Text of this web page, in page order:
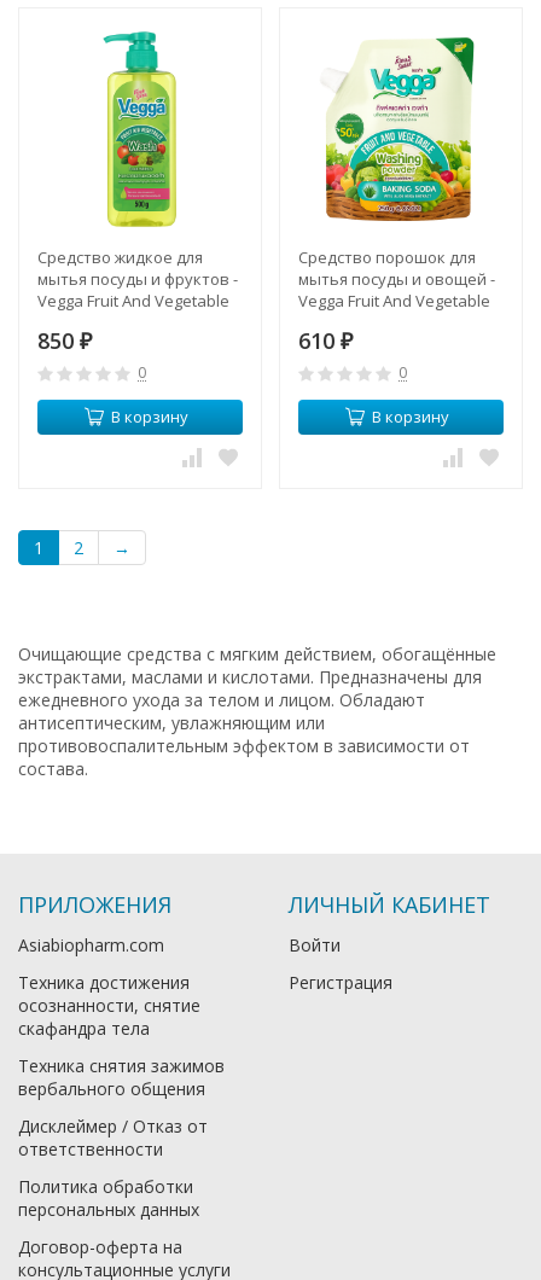
Средство жидкое для
мытья посуды и фруктов -
Vegga Fruit And Vegetable
850 ₽
0
В корзину
Средство порошок для
мытья посуды и овощей -
Vegga Fruit And Vegetable
610 ₽
0
В корзину
1 2 →
Очищающие средства с мягким действием, обогащённые
экстрактами, маслами и кислотами. Предназначены для
ежедневного ухода за телом и лицом. Обладают
антисептическим, увлажняющим или
противовоспалительным эффектом в зависимости от
состава.
ПРИЛОЖЕНИЯ
Asiabiopharm.com
Техника достижения
осознанности, снятие
скафандра тела
Техника снятия зажимов
вербального общения
Дисклеймер / Отказ от
ответственности
Политика обработки
персональных данных
Договор-оферта на
консультационные услуги
ЛИЧНЫЙ КАБИНЕТ
Войти
Регистрация